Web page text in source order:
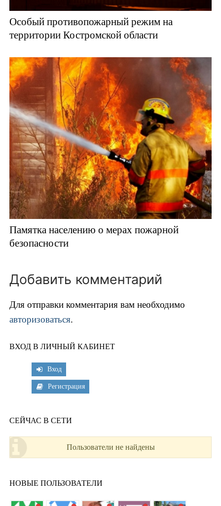
Особый противопожарный режим на
территории Костромской области
Памятка населению о мерах пожарной
безопасности
Добавить комментарий
Для отправки комментария вам необходимо
авторизоваться.
ВХОД В ЛИЧНЫЙ КАБИНЕТ
Вход
Регистрация
СЕЙЧАС В СЕТИ
Пользователи не найдены
НОВЫЕ ПОЛЬЗОВАТЕЛИ